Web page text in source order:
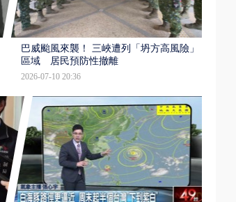
巴威颱風來襲！ 三峽遭列「坍方高風險」
區域 居民預防性撤離
2026-07-10 20:36